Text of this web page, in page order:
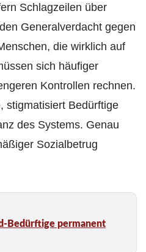
Schlagzeilen über
Generalverdacht gegen
die wirklich auf
sich häufiger
Kontrollen rechnen.
stigmatisiert Bedürftige
des Systems. Genau
Sozialbetrug
Bedürftige permanent